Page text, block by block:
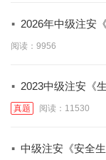
· 2026年中级注安
阅读：9956
· 2023中级注安《
真题 阅读：11530
· 中级注安《安全